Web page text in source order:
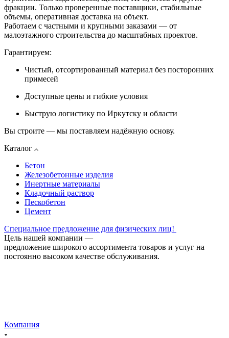
фракции. Только проверенные поставщики, стабильные
объемы, оперативная доставка на объект.
Работаем с частными и крупными заказами — от
малоэтажного строительства до масштабных проектов.
Гарантируем:
Чистый, отсортированный материал без посторонних
примесей
Доступные цены и гибкие условия
Быструю логистику по Иркутску и области
Вы строите — мы поставляем надёжную основу.
Каталог
Бетон
Железобетонные изделия
Инертные материалы
Кладочный раствор
Пескобетон
Цемент
Специальное предложение для физических лиц!
Цель нашей компании —
предложение широкого ассортимента товаров и услуг на
постоянно высоком качестве обслуживания.
Компания